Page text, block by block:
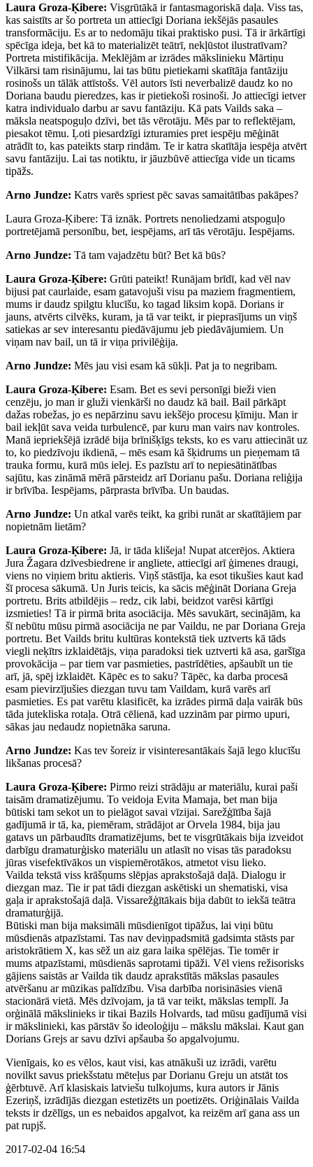
Laura Groza-Ķibere: Visgrūtākā ir fantasmagoriskā daļa. Viss tas,
kas saistīts ar šo portreta un attiecīgi Doriana iekšējās pasaules
transformāciju. Es ar to nedomāju tikai praktisko pusi. Tā ir ārkārtīgi
spēcīga ideja, bet kā to materializēt teātrī, nekļūstot ilustratīvam?
Portreta mistifikācija. Meklējām ar izrādes mākslinieku Mārtiņu
Vilkārsi tam risinājumu, lai tas būtu pietiekami skatītāja fantāziju
rosinošs un tālāk attīstošs. Vēl autors īsti neverbalizē daudz ko no
Doriana baudu pieredzes, kas ir pietiekoši rosinoši. Jo attiecīgi ietver
katra individualo darbu ar savu fantāziju. Kā pats Vailds saka –
māksla neatspoguļo dzīvi, bet tās vērotāju. Mēs par to reflektējam,
piesakot tēmu. Ļoti piesardzīgi izturamies pret iespēju mēģināt
atrādīt to, kas pateikts starp rindām. Te ir katra skatītāja iespēja atvērt
savu fantāziju. Lai tas notiktu, ir jāuzbūvē attiecīga vide un ticams
tipāžs.
Arno Jundze: Katrs varēs spriest pēc savas samaitātības pakāpes?
Laura Groza-Ķibere: Tā iznāk. Portrets nenoliedzami atspoguļo
portretējamā personību, bet, iespējams, arī tās vērotāju. Iespējams.
Arno Jundze: Tā tam vajadzētu būt? Bet kā būs?
Laura Groza-Ķibere: Grūti pateikt! Runājam brīdī, kad vēl nav
bijusi pat caurlaide, esam gatavojuši visu pa maziem fragmentiem,
mums ir daudz spilgtu klucīšu, ko tagad liksim kopā. Dorians ir
jauns, atvērts cilvēks, kuram, ja tā var teikt, ir pieprasījums un viņš
satiekas ar sev interesantu piedāvājumu jeb piedāvājumiem. Un
viņam nav bail, un tā ir viņa privilēģija.
Arno Jundze: Mēs jau visi esam kā sūkļi. Pat ja to negribam.
Laura Groza-Ķibere: Esam. Bet es sevi personīgi bieži vien
cenzēju, jo man ir gluži vienkārši no daudz kā bail. Bail pārkāpt
dažas robežas, jo es nepārzinu savu iekšējo procesu ķīmiju. Man ir
bail iekļūt sava veida turbulencē, par kuru man vairs nav kontroles.
Manā iepriekšējā izrādē bija brīnišķīgs teksts, ko es varu attiecināt uz
to, ko piedzīvoju ikdienā, – mēs esam kā šķidrums un pieņemam tā
trauka formu, kurā mūs ielej. Es pazīstu arī to nepiesātinātības
sajūtu, kas zināmā mērā pārsteidz arī Dorianu pašu. Doriana reliģija
ir brīvība. Iespējams, pārprasta brīvība. Un baudas.
Arno Jundze: Un atkal varēs teikt, ka gribi runāt ar skatītājiem par
nopietnām lietām?
Laura Groza-Ķibere: Jā, ir tāda klišeja! Nupat atcerējos. Aktiera
Jura Žagara dzīvesbiedrene ir angliete, attiecīgi arī ģimenes draugi,
viens no viņiem britu aktieris. Viņš stāstīja, ka esot tikušies kaut kad
šī procesa sākumā. Un Juris teicis, ka sācis mēģināt Doriana Greja
portretu. Brits atbildējis – redz, cik labi, beidzot varēsi kārtīgi
izsmieties! Tā ir pirmā brita asociācija. Mēs savukārt, secinājām, ka
šī nebūtu mūsu pirmā asociācija ne par Vaildu, ne par Doriana Greja
portretu. Bet Vailds britu kultūras kontekstā tiek uztverts kā tāds
viegli neķītrs izklaidētājs, viņa paradoksi tiek uztverti kā asa, garšīga
provokācija – par tiem var pasmieties, pastrīdēties, apšaubīt un tie
arī, jā, spēj izklaidēt. Kāpēc es to saku? Tāpēc, ka darba procesā
esam pievirzījušies diezgan tuvu tam Vaildam, kurā varēs arī
pasmieties. Es pat varētu klasificēt, ka izrādes pirmā daļa vairāk būs
tāda jutekliska rotaļa. Otrā cēlienā, kad uzzinām par pirmo upuri,
sākas jau nedaudz nopietnāka saruna.
Arno Jundze: Kas tev šoreiz ir visinteresantākais šajā lego klucīšu
likšanas procesā?
Laura Groza-Ķibere: Pirmo reizi strādāju ar materiālu, kurai paši
taisām dramatizējumu. To veidoja Evita Mamaja, bet man bija
būtiski tam sekot un to pielāgot savai vīzijai. Sarežģītība šajā
gadījumā ir tā, ka, piemēram, strādājot ar Orvela 1984, bija jau
gatavs un pārbaudīts dramatizējums, bet te visgrūtākais bija izveidot
darbīgu dramaturģisko materiālu un atlasīt no visas tās paradoksu
jūras visefektīvākos un vispiemērotākos, atmetot visu lieko.
Vailda tekstā viss krāšņums slēpjas aprakstošajā daļā. Dialogu ir
diezgan maz. Tie ir pat tādi diezgan askētiski un shematiski, visa
gaļa ir aprakstošajā daļā. Vissarežģītākais bija dabūt to iekšā teātra
dramaturģijā.
Būtiski man bija maksimāli mūsdienīgot tipāžus, lai viņi būtu
mūsdienās atpazīstami. Tas nav deviņpadsmitā gadsimta stāsts par
aristokrātiem X, kas sēž un aiz gara laika spēlējas. Tie tomēr ir
mums atpazīstami, mūsdienās saprotami tipāži. Vēl viens režisorisks
gājiens saistās ar Vailda tik daudz aprakstītās mākslas pasaules
atvēršanu ar mūzikas palīdzību. Visa darbība norisināsies vienā
stacionārā vietā. Mēs dzīvojam, ja tā var teikt, mākslas templī. Ja
orģinālā mākslinieks ir tikai Bazils Holvards, tad mūsu gadījumā visi
ir mākslinieki, kas pārstāv šo ideoloģiju – mākslu mākslai. Kaut gan
Dorians Grejs ar savu dzīvi apšauba šo apgalvojumu.
Vienīgais, ko es vēlos, kaut visi, kas atnākuši uz izrādi, varētu
novilkt savus priekšstatu mēteļus par Dorianu Greju un atstāt tos
ģērbtuvē. Arī klasiskais latviešu tulkojums, kura autors ir Jānis
Ezeriņš, izrādījās diezgan estetizēts un poetizēts. Oriģinālais Vailda
teksts ir dzēlīgs, un es nebaidos apgalvot, ka reizēm arī gana ass un
pat rupjš.
2017-02-04 16:54